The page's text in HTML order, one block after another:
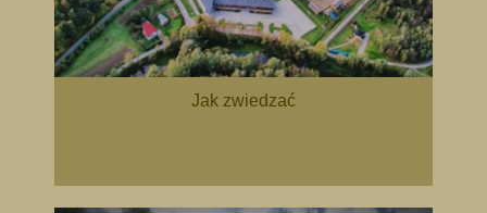
Jak zwiedzać